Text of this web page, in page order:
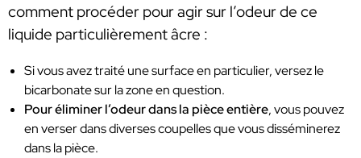
comment procéder pour agir sur l’odeur de ce
liquide particulièrement âcre :
Si vous avez traité une surface en particulier, versez le
bicarbonate sur la zone en question.
Pour éliminer l’odeur dans la pièce entière, vous pouvez
en verser dans diverses coupelles que vous disséminerez
dans la pièce.